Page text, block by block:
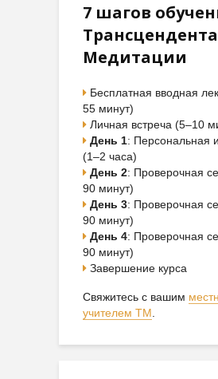
7 шагов
Медитации
Бесплатная вводная
55 минут)
Личная встреча (5–10
День 1: Персональная
(1–2 часа)
День 2: Проверочная
90 минут)
День 3: Проверочная
90 минут)
День 4: Проверочная
90 минут)
Завершение курса
Свяжитесь с вашим
учителем ТМ